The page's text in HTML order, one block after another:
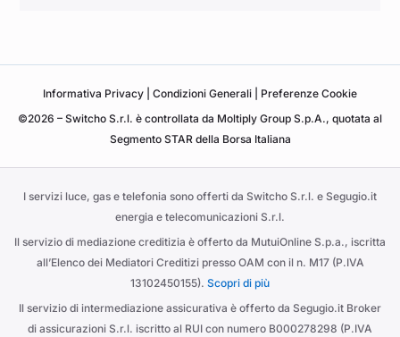
Informativa Privacy Condizioni Generali
Preferenze Cookie
©2026 – Switcho S.r.l. è controllata da Moltiply Group S.p.A., quotata al
Segmento STAR della Borsa Italiana
I servizi luce, gas e telefonia sono offerti da Switcho S.r.l. e Segugio.it
energia e telecomunicazioni S.r.l.
Il servizio di mediazione creditizia è offerto da MutuiOnline S.p.a., iscritta
all’Elenco dei Mediatori Creditizi presso OAM con il n. M17 (P.IVA
13102450155). Scopri di più
Il servizio di intermediazione assicurativa è offerto da Segugio.it Broker
di assicurazioni S.r.l. iscritto al RUI con numero B000278298 (P.IVA